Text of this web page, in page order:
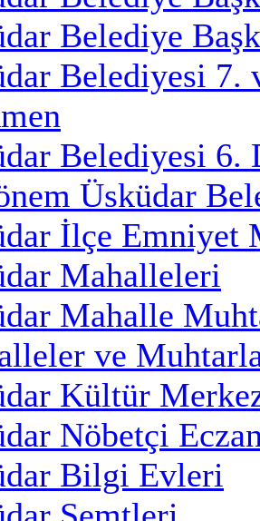
Belediye
Belediyesi 7.
Belediyesi 6.
Üsküdar
İlçe Emniyet
Mahalleleri
Mahalle
ve
Kültür
Nöbetçi
Bilgi Evleri